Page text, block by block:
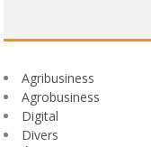
Agribusiness
Agrobusiness
Digital
Divers